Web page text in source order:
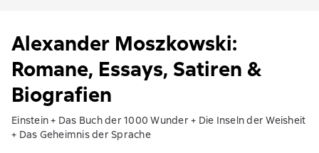
Alexander Moszkowski:
Romane, Essays, Satiren &
Biografien
Einstein + Das Buch der 1000 Wunder + Die Inseln der Weisheit
+ Das Geheimnis der Sprache